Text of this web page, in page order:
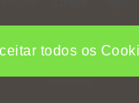
©Direitos Reservados
Familia
todos os